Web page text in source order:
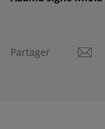
Partager